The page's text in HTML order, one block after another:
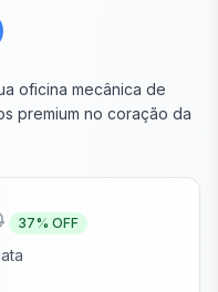
oficina mecânica de
premium no coração da
37% OFF